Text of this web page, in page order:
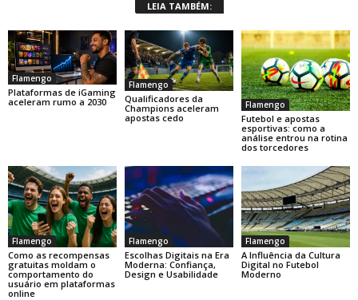
LEIA TAMBÉM:
Flamengo
Plataformas de iGaming
aceleram rumo a 2030
Flamengo
Qualificadores da
Champions aceleram
apostas cedo
Flamengo
Futebol e apostas
esportivas: como a
análise entrou na rotina
dos torcedores
Flamengo
Como as recompensas
gratuitas moldam o
comportamento do
usuário em plataformas
online
Flamengo
Escolhas Digitais na Era
Moderna: Confiança,
Design e Usabilidade
Flamengo
A Influência da Cultura
Digital no Futebol
Moderno